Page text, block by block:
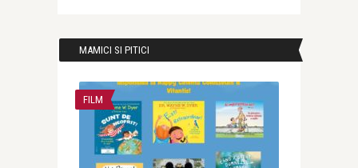
MAMICI SI PITICI
FILM